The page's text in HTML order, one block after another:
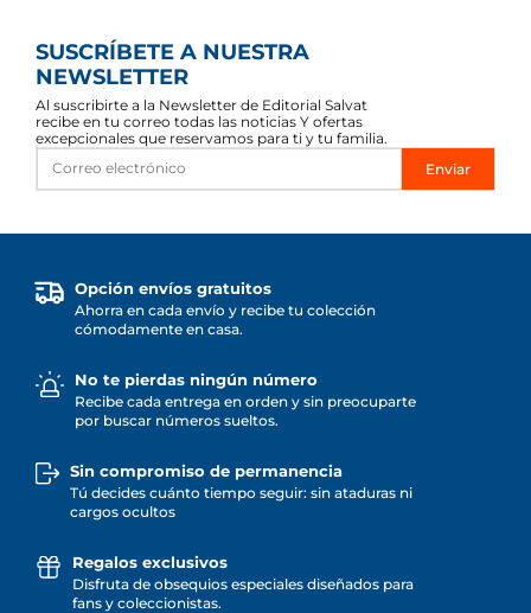
SUSCRÍBETE A NUESTRA
NEWSLETTER
Al suscribirte a la Newsletter de Editorial Salvat
recibe en tu correo todas las noticias Y ofertas
excepcionales que reservamos para ti y tu familia.
Enviar
Opción envíos gratuitos
Ahorra en cada envío y recibe tu colección
cómodamente en casa.
No te pierdas ningún número
Recibe cada entrega en orden y sin preocuparte
por buscar números sueltos.
Sin compromiso de permanencia
Tú decides cuánto tiempo seguir: sin ataduras ni
cargos ocultos
Regalos exclusivos
Disfruta de obsequios especiales diseñados para
fans y coleccionistas.